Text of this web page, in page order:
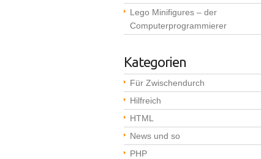
Lego Minifigures – der
Computerprogrammierer
Kategorien
Für Zwischendurch
Hilfreich
HTML
News und so
PHP